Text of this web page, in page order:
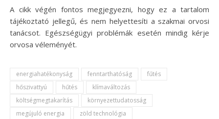
A cikk végén fontos megjegyezni, hogy ez a tartalom
tájékoztató jellegű, és nem helyettesíti a szakmai orvosi
tanácsot. Egészségügyi problémák esetén mindig kérje
orvosa véleményét.
energiahatékonyság fenntarthatóság
fűtés
hőszivattyú
hűtés
klímaváltozás
költségmegtakarítás
környezettudatosság
megújuló energia
zöld technológia